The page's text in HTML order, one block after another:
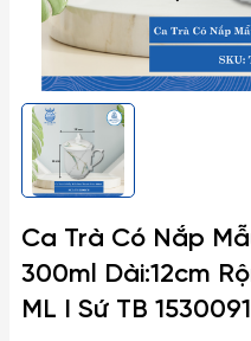
Ca Trà Có Nắp
300ml Dài:12cm
ML I Sứ TB